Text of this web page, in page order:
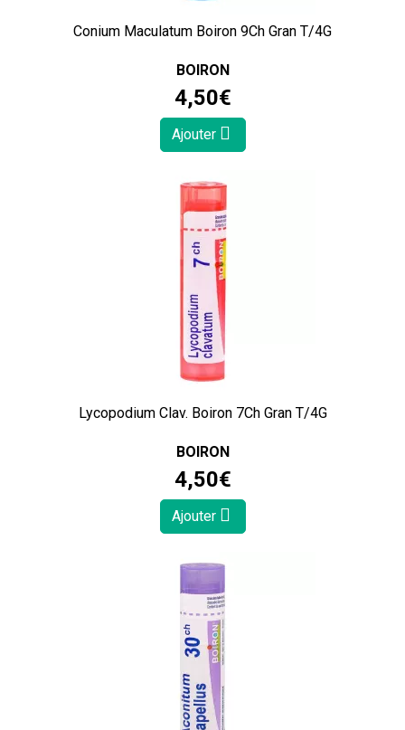
Conium Maculatum Boiron 9Ch Gran T/4G
BOIRON
4,50€
Ajouter
Lycopodium Clav. Boiron 7Ch Gran T/4G
BOIRON
4,50€
Ajouter